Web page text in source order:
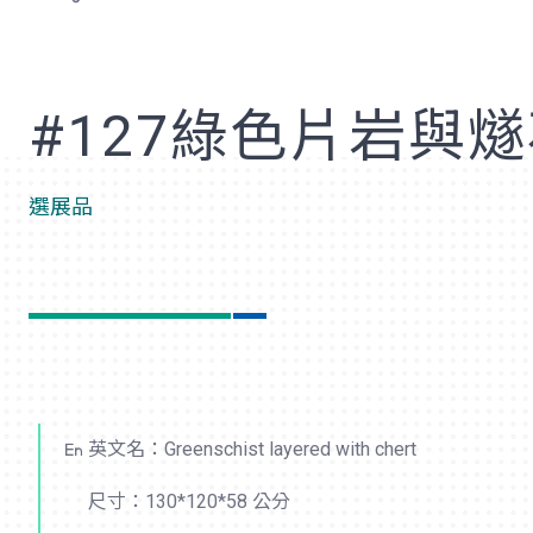
#127綠色片岩與
選展品
英文名：Greenschist layered with chert
尺寸：130*120*58 公分